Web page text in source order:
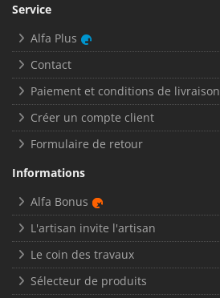
Service
Alfa Plus
Contact
Paiement et conditions de livraison
Créer un compte client
Formulaire de retour
Informations
Alfa Bonus
L'artisan invite l'artisan
Le coin des travaux
Sélecteur de produits